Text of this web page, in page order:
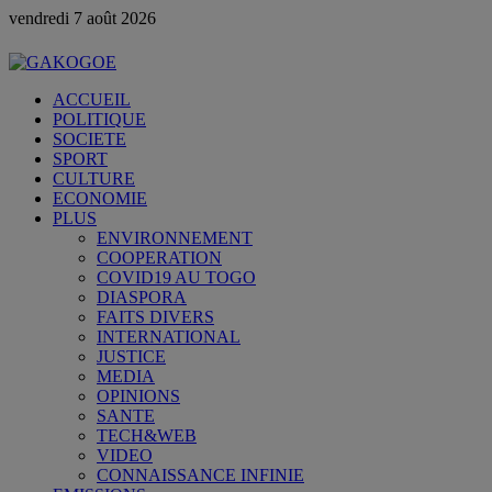
vendredi 7 août 2026
ACCUEIL
POLITIQUE
SOCIETE
SPORT
CULTURE
ECONOMIE
PLUS
ENVIRONNEMENT
COOPERATION
COVID19 AU TOGO
DIASPORA
FAITS DIVERS
INTERNATIONAL
JUSTICE
MEDIA
OPINIONS
SANTE
TECH&WEB
VIDEO
CONNAISSANCE INFINIE